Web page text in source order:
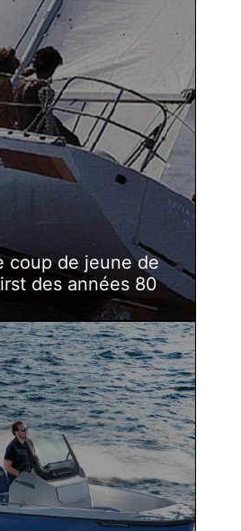
coup de jeune de
des années 80